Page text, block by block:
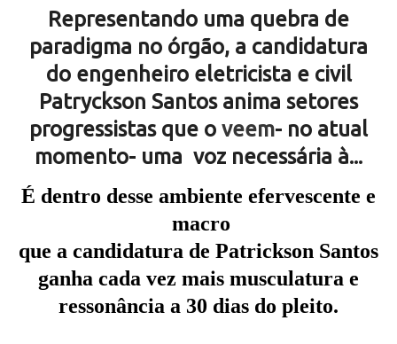
Representando uma quebra de
paradigma no órgão, a candidatura
do engenheiro eletricista e civil
Patryckson Santos anima setores
progressistas que o veem- no atual
momento- uma voz necessária à...
É dentro desse ambiente efervescente e
macro
que a candidatura de Patrickson Santos
ganha cada vez mais musculatura e
ressonância a 30 dias do pleito.